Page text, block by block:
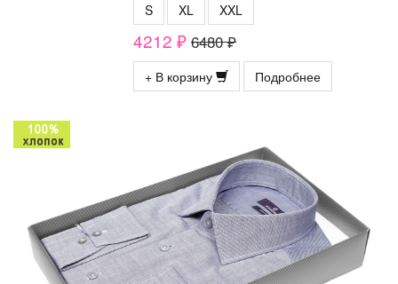
S XL XXL
4212 ₽ 6480 ₽
+ В корзину Подробнее